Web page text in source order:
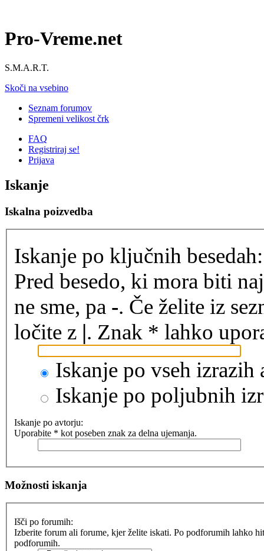
Pro-Vreme.net
S.M.A.R.T.
Skoči na vsebino
Seznam forumov
Spremeni velikost črk
FAQ
Registriraj se!
Prijava
Iskanje
Iskalna poizvedba
Iskanje po ključnih besedah:
Pred besedo, ki mora biti
ne sme, pa -. Če želite iz
ločite z |. Znak * lahko
Iskanje po vseh izrazih
Iskanje po poljubnih
Iskanje po avtorju:
Uporabite * kot poseben znak za delna ujemanja.
Možnosti iskanja
Išči po forumih:
Izberite forum ali forume, kjer želite iskati. Po podforumih lahko
podforumih.